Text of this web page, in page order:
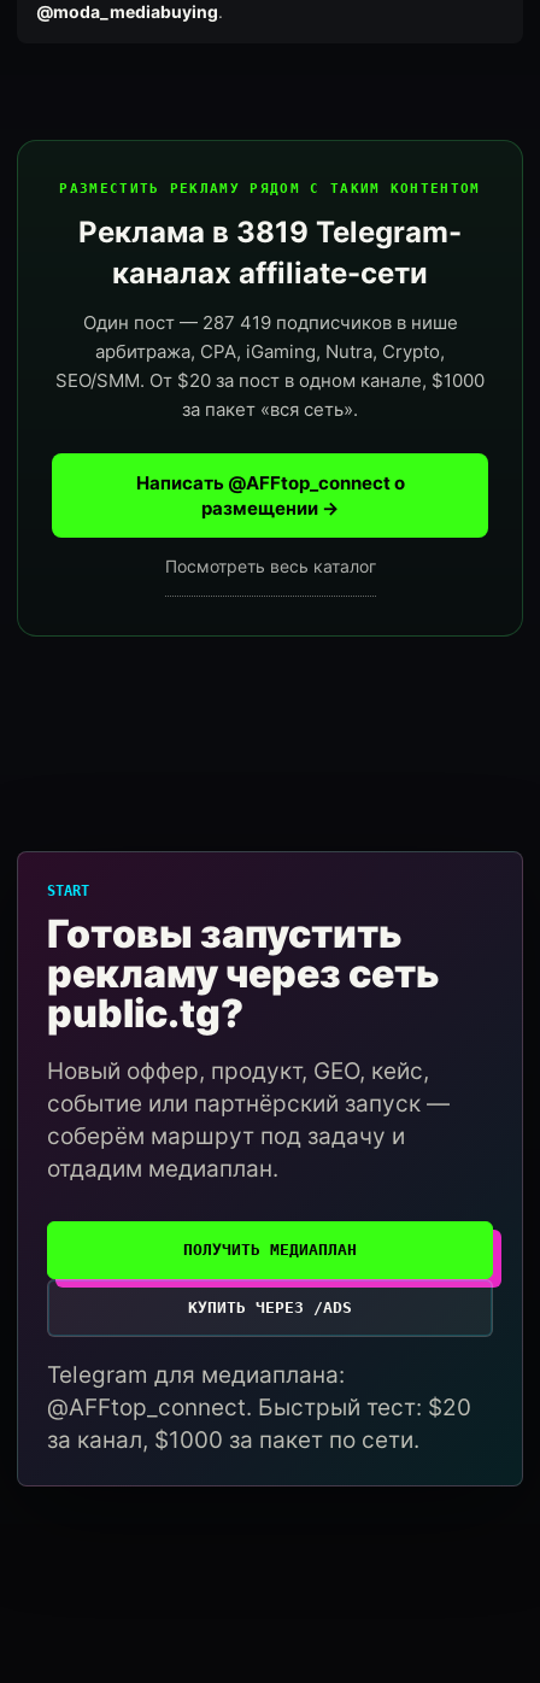
@moda_mediabuying.
РАЗМЕСТИТЬ РЕКЛАМУ РЯДОМ С ТАКИМ КОНТЕНТОМ
Реклама в 3819 Telegram-
каналах affiliate-сети
Один пост — 287 419 подписчиков в нише
арбитража, CPA, iGaming, Nutra, Crypto,
SEO/SMM. От $20 за пост в одном канале, $1000
за пакет «вся сеть».
Написать @AFFtop_connect о
размещении →
Посмотреть весь каталог
START
Готовы запустить
рекламу через сеть
public.tg?
Новый оффер, продукт, GEO, кейс,
событие или партнёрский запуск —
соберём маршрут под задачу и
отдадим медиаплан.
ПОЛУЧИТЬ МЕДИАПЛАН
КУПИТЬ ЧЕРЕЗ /ADS
Telegram для медиаплана:
@AFFtop_connect. Быстрый тест: $20
за канал, $1000 за пакет по сети.